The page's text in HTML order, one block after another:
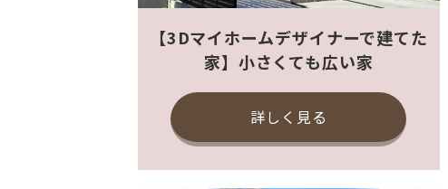
【3Dマイホームデザイナーで建てた
家】小さくても広い家
詳しく見る